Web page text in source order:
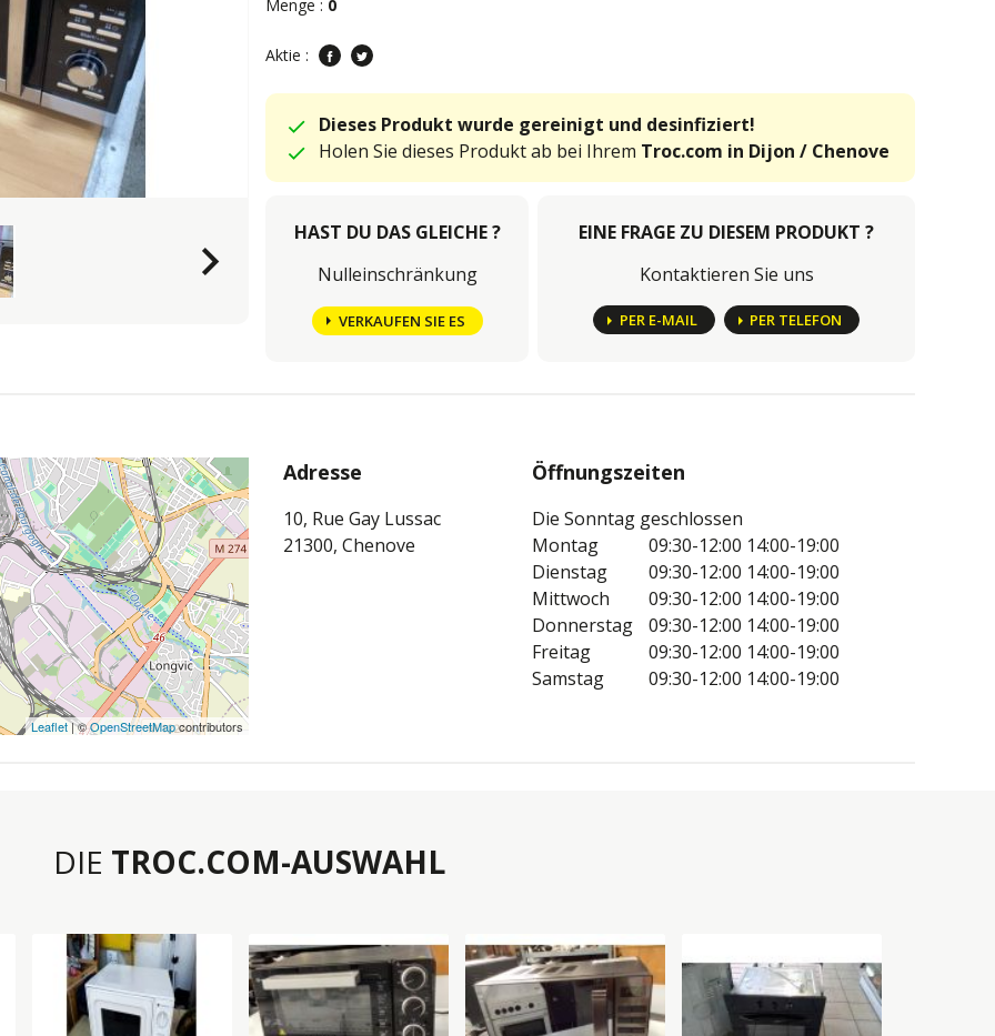
keyboard_arrow_right
Menge : 0
Aktie :
Dieses Produkt wurde gereinigt und desinfiziert!
Holen Sie dieses Produkt ab bei Ihrem Troc.com in Dijon / Chenove
HAST DU DAS GLEICHE ?
Nulleinschränkung
VERKAUFEN SIE ES
EINE FRAGE ZU DIESEM PRODUKT ?
Kontaktieren Sie uns
PER E-MAIL PER TELEFON
Leaflet| ©OpenStreetMapcontributors
Adresse
10, Rue Gay Lussac
21300, Chenove
Öffnungszeiten
Die Sonntag geschlossen
Montag
09:30-12:00 14:00-19:00
Dienstag
09:30-12:00 14:00-19:00
Mittwoch
09:30-12:00 14:00-19:00
Donnerstag
09:30-12:00 14:00-19:00
Freitag
09:30-12:00 14:00-19:00
Samstag
09:30-12:00 14:00-19:00
DIE TROC.COM-AUSWAHL